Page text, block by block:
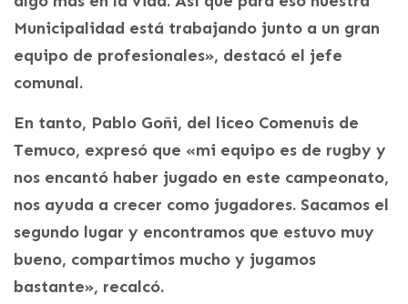
Municipalidad está trabajando junto a un gran
equipo de profesionales», destacó el jefe
comunal.
En tanto, Pablo Goñi, del liceo Comenuis de
Temuco, expresó que «mi equipo es de rugby y
nos encantó haber jugado en este campeonato,
nos ayuda a crecer como jugadores. Sacamos el
segundo lugar y encontramos que estuvo muy
bueno, compartimos mucho y jugamos
bastante», recalcó.